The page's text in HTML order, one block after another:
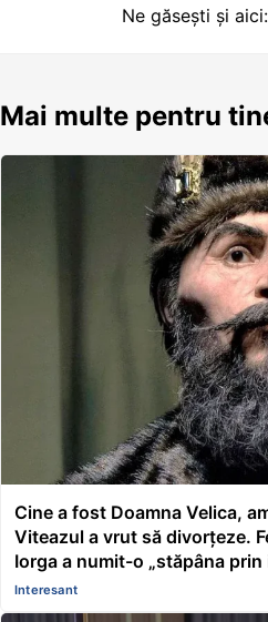
Ne găsești și aici:
Mai multe pentru
Cine a fost Doamna Velica,
Viteazul a vrut să divorțeze.
Iorga a numit-o „stăpâna
Interesant